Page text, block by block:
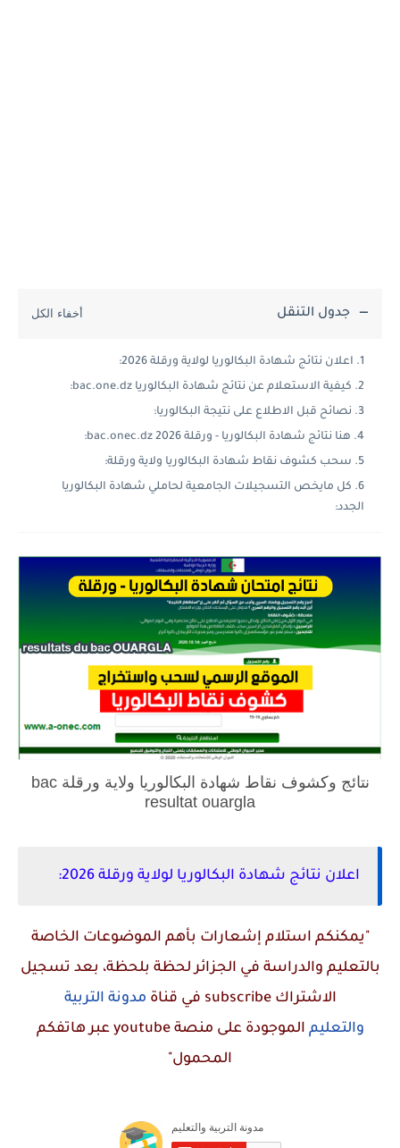
جدول التنقل
اعلان نتائج شهادة البكالوريا لولاية ورقلة 2026:
كيفية الاستعلام عن نتائج شهادة البكالوريا bac.one.dz:
نصائح قبل الاطلاع على نتيجة البكالوريا:
هنا نتائج شهادة البكالوريا - ورقلة 2026 bac.onec.dz:
سحب كشوف نقاط شهادة البكالوريا ولاية ورقلة:
كل مايخص التسجيلات الجامعية لحاملي شهادة البكالوريا
الجدد:
نتائج وكشوف نقاط شهادة البكالوريا ولاية ورقلة bac
resultat ouargla
اعلان نتائج شهادة البكالوريا لولاية ورقلة 2026:
"يمكنكم استلام إشعارات بأهم الموضوعات الخاصة
بالتعليم والدراسة في الجزائر لحظة بلحظة، بعد تسجيل
الاشتراكsubscribe في قناة مدونة التربية
والتعليم الموجودة على منصةyoutube عبر هاتفكم
المحمول"